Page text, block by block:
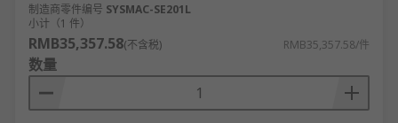
制造商零件编号 SYSMAC-SE201L
小计（1 件）
RMB35,357.58(不含税) RMB35,357.58/件
数量